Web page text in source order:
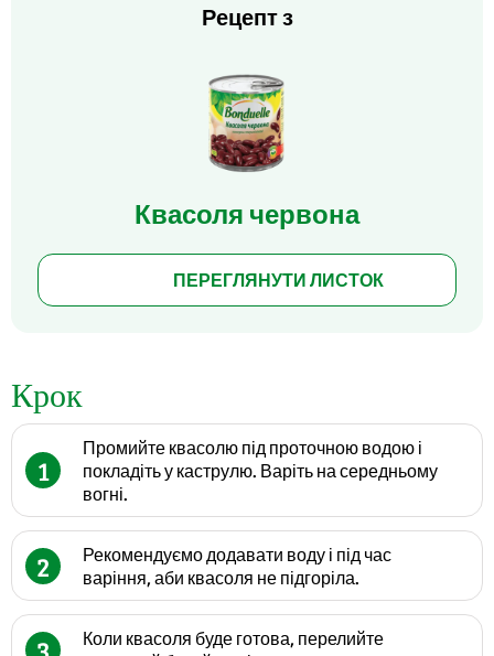
Рецепт з
Квасоля червона
ПЕРЕГЛЯНУТИ ЛИСТОК
Крок
1
Промийте квасолю під проточною водою і
покладіть у каструлю. Варіть на середньому
вогні.
2
Рекомендуємо додавати воду і під час
варіння, аби квасоля не підгоріла.
Коли квасоля буде готова, перелийте